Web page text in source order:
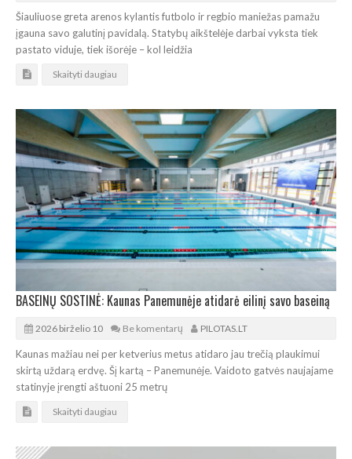
Šiauliuose greta arenos kylantis futbolo ir regbio maniežas pamažu
įgauna savo galutinį pavidalą. Statybų aikštelėje darbai vyksta tiek
pastato viduje, tiek išorėje – kol leidžia
Skaityti daugiau
BASEINŲ SOSTINĖ: Kaunas Panemunėje atidarė eilinį savo baseiną
2026 birželio 10 Be komentarų PILOTAS.LT
Kaunas mažiau nei per ketverius metus atidaro jau trečią plaukimui
skirtą uždarą erdvę. Šį kartą – Panemunėje. Vaidoto gatvės naujajame
statinyje įrengti aštuoni 25 metrų
Skaityti daugiau